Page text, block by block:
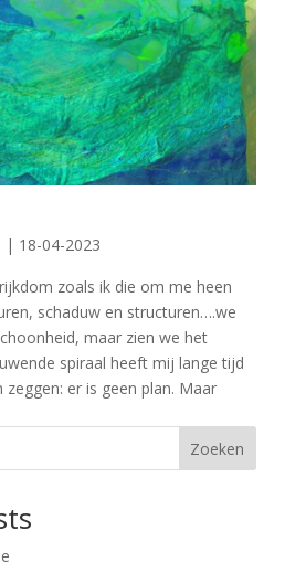
| 18-04-2023
zoals ik die om me heen
schaduw en structuren….we
maar zien we het
spiraal heeft mij lange tijd
zeggen: er is geen plan. Maar
Zoeken